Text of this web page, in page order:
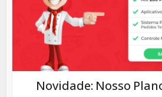
Novidade: Nosso